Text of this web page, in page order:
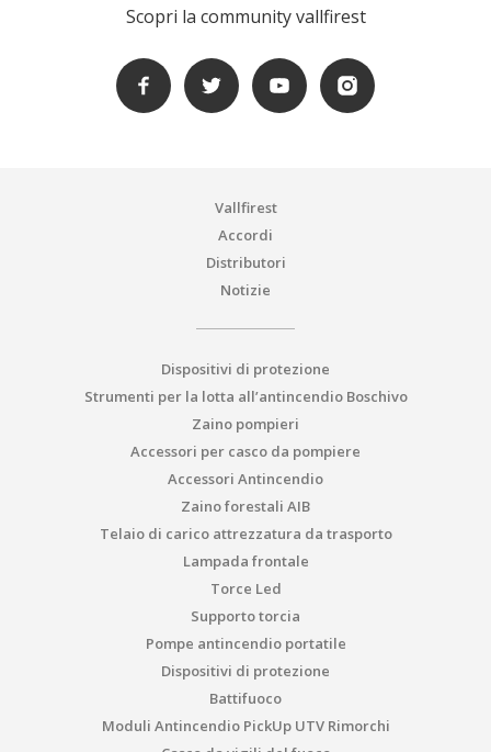
Scopri la community vallfirest
Vallfirest
Accordi
Distributori
Notizie
Dispositivi di protezione
Strumenti per la lotta all’antincendio Boschivo
Zaino pompieri
Accessori per casco da pompiere
Accessori Antincendio
Zaino forestali AIB
Telaio di carico attrezzatura da trasporto
Lampada frontale
Torce Led
Supporto torcia
Pompe antincendio portatile
Dispositivi di protezione
Battifuoco
Moduli Antincendio PickUp UTV Rimorchi